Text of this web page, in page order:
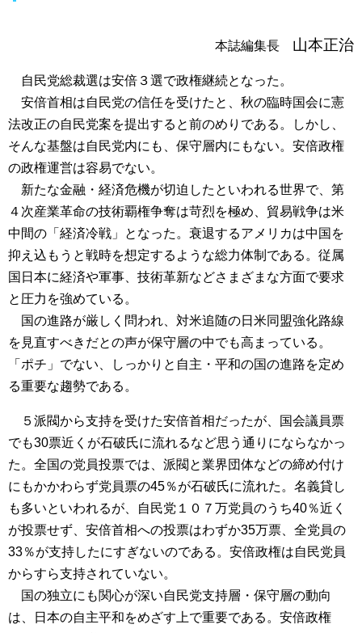
本誌編集長 山本正治
自民党総裁選は安倍３選で政権継続となった。
安倍首相は自民党の信任を受けたと、秋の臨時国会に憲
法改正の自民党案を提出すると前のめりである。しかし、
そんな基盤は自民党内にも、保守層内にもない。安倍政権
の政権運営は容易でない。
新たな金融・経済危機が切迫したといわれる世界で、第
４次産業革命の技術覇権争奪は苛烈を極め、貿易戦争は米
中間の「経済冷戦」となった。衰退するアメリカは中国を
抑え込もうと戦時を想定するような総力体制である。従属
国日本に経済や軍事、技術革新などさまざまな方面で要求
と圧力を強めている。
国の進路が厳しく問われ、対米追随の日米同盟強化路線
を見直すべきだとの声が保守層の中でも高まっている。
「ポチ」でない、しっかりと自主・平和の国の進路を定め
る重要な趨勢である。
５派閥から支持を受けた安倍首相だったが、国会議員票
でも30票近くが石破氏に流れるなど思う通りにならなかっ
た。全国の党員投票では、派閥と業界団体などの締め付け
にもかかわらず党員票の45％が石破氏に流れた。名義貸し
も多いといわれるが、自民党１０７万党員のうち40％近く
が投票せず、安倍首相への投票はわずか35万票、全党員の
33％が支持したにすぎないのである。安倍政権は自民党員
からすら支持されていない。
国の独立にも関心が深い自民党支持層・保守層の動向
は、日本の自主平和をめざす上で重要である。安倍政権